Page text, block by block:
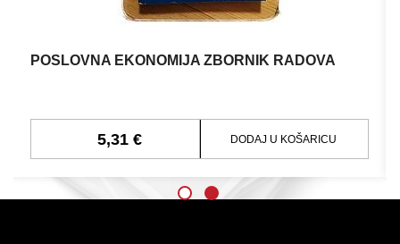
POSLOVNA EKONOMIJA ZBORNIK RADOVA
5,31 € DODAJ U KOŠARICU